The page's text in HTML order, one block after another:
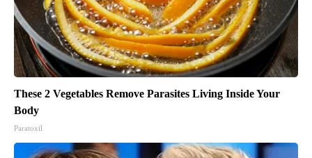
These 2 Vegetables Remove Parasites Living Inside Your
Body
Paratoxil